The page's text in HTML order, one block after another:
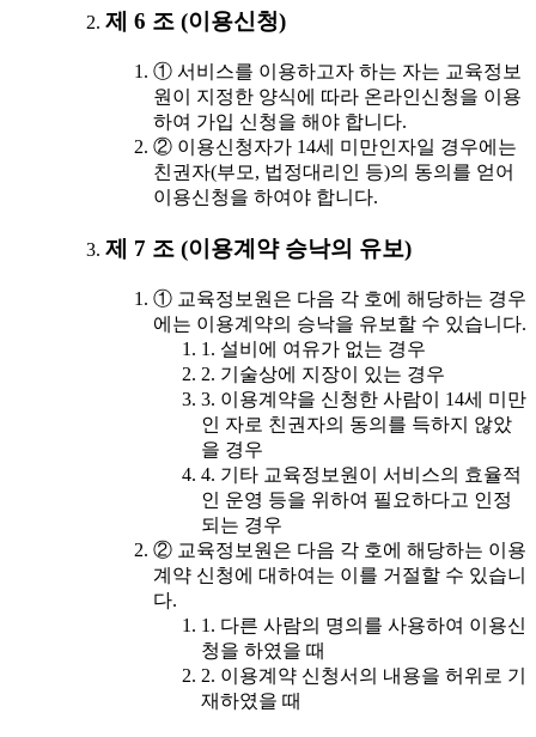
제 6 조 (이용신청)
① 서비스를 이용하고자 하는 자는 교육정보
원이 지정한 양식에 따라 온라인신청을 이용
하여 가입 신청을 해야 합니다.
② 이용신청자가 14세 미만인자일 경우에는
친권자(부모, 법정대리인 등)의 동의를 얻어
이용신청을 하여야 합니다.
제 7 조 (이용계약 승낙의 유보)
① 교육정보원은 다음 각 호에 해당하는 경우
에는 이용계약의 승낙을 유보할 수 있습니다.
1. 설비에 여유가 없는 경우
2. 기술상에 지장이 있는 경우
3. 이용계약을 신청한 사람이 14세 미만
인 자로 친권자의 동의를 득하지 않았
을 경우
4. 기타 교육정보원이 서비스의 효율적
인 운영 등을 위하여 필요하다고 인정
되는 경우
② 교육정보원은 다음 각 호에 해당하는 이용
계약 신청에 대하여는 이를 거절할 수 있습니
다.
1. 다른 사람의 명의를 사용하여 이용신
청을 하였을 때
2. 이용계약 신청서의 내용을 허위로 기
재하였을 때